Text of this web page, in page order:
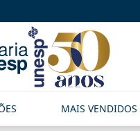
MAIS VENDIDOS